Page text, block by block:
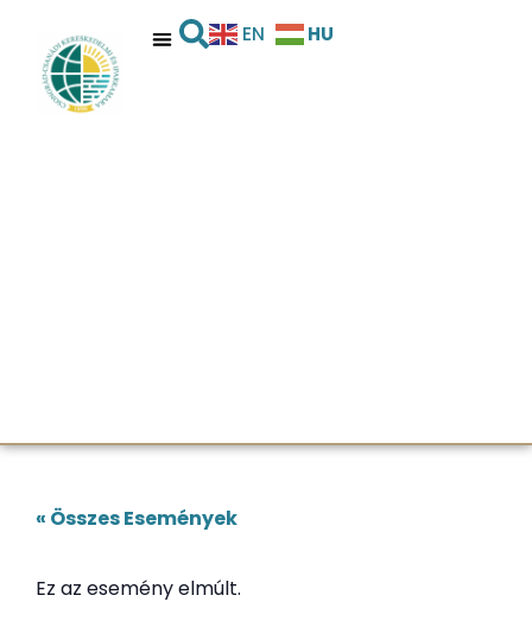
EN HU
« Összes Események
Ez az esemény elmúlt.